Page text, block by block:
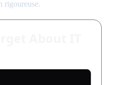
rigoureuse.